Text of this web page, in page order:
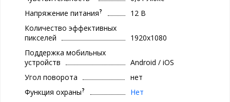
Напряжение питания?
12 В
Количество эффективных
пикселей
1920x1080
Поддержка мобильных
устройств
Android / iOS
Угол поворота
нет
Функция охраны?
Нет